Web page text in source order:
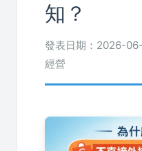
知？
發表日期：2026-
經營